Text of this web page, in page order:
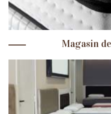
Magasin